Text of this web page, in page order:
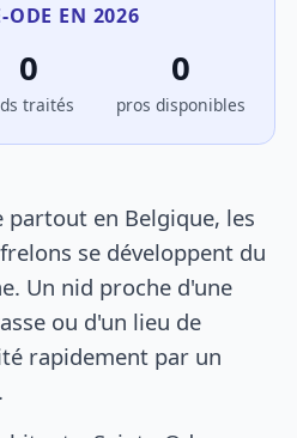
ODE EN 2026
0
traités
0
pros disponibles
partout en Belgique, les
se développent du
Un nid proche d'une
ou d'un lieu de
rapidement par un